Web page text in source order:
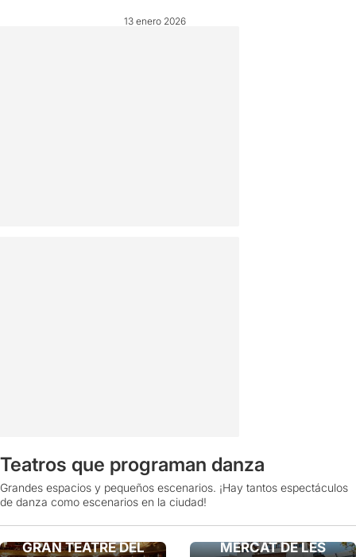
13 enero 2026
Teatros que programan danza
Grandes espacios y pequeños escenarios. ¡Hay tantos espectáculos
de danza como escenarios en la ciudad!
GRAN TEATRE DEL
MERCAT DE LES